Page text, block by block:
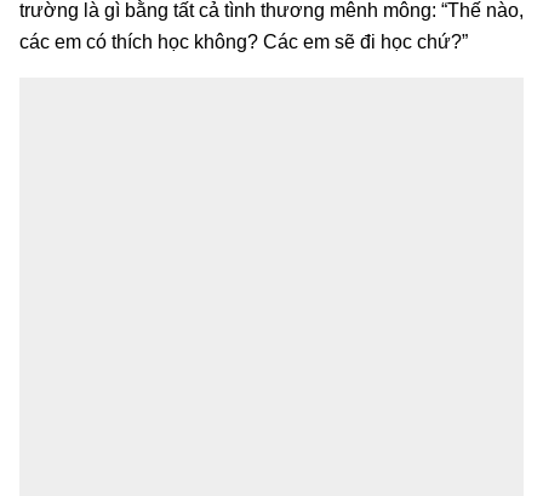
trường là gì bằng tất cả tình thương mênh mông: “Thế nào,
các em có thích học không? Các em sẽ đi học chứ?”